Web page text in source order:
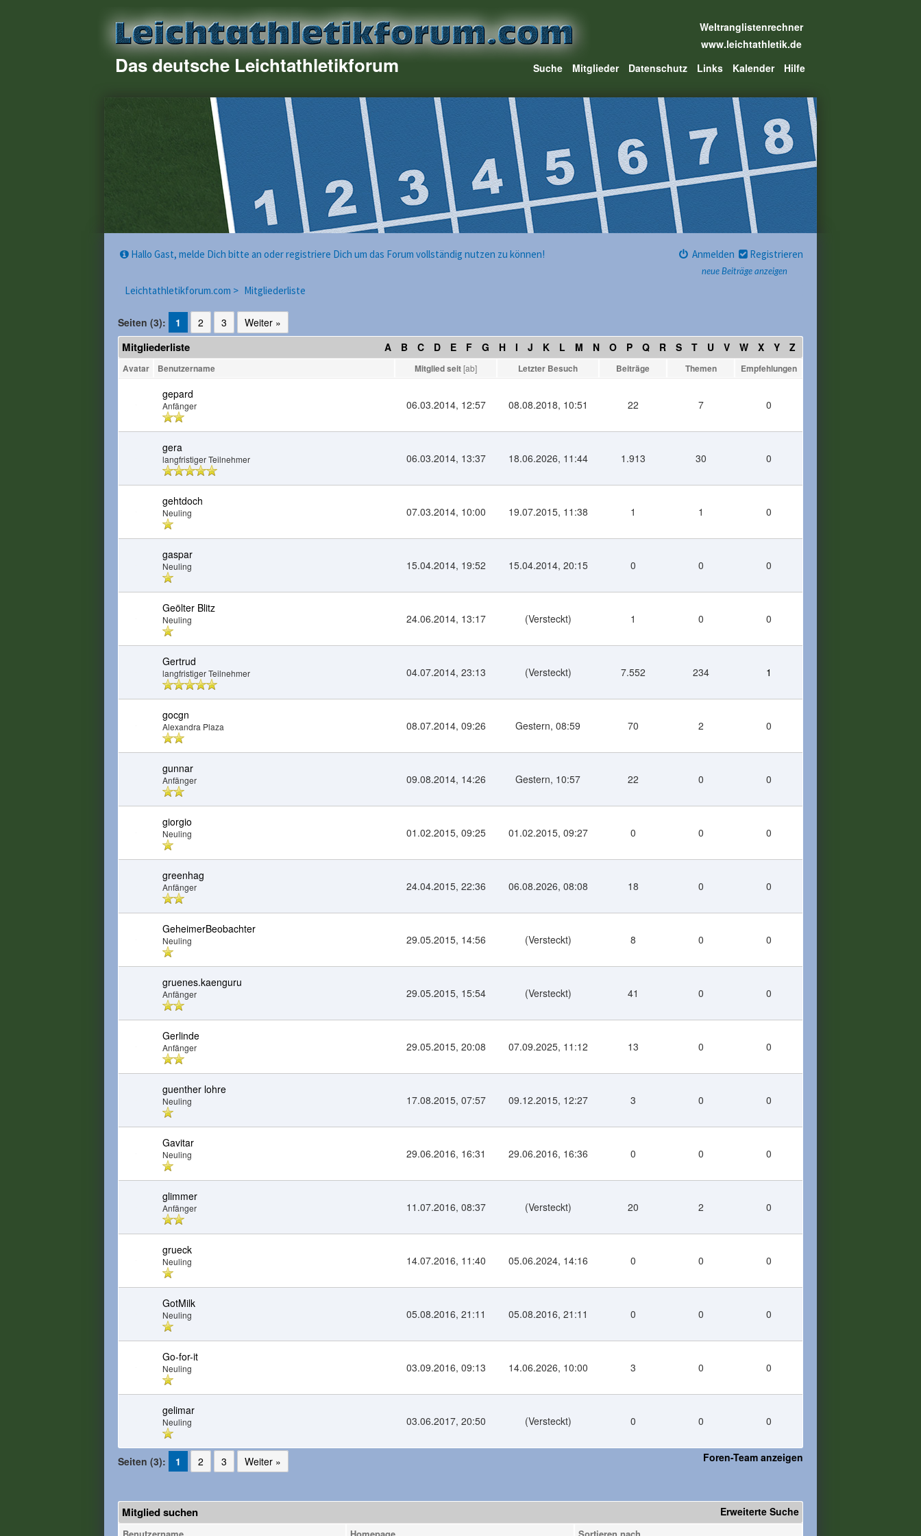
Das deutsche Leichtathletikforum
Weltranglistenrechner
www.leichtathletik.de
Suche
Mitglieder Datenschutz Links Kalender Hilfe
neue Beiträge anzeigen
Hallo Gast, melde Dich bitte an oder registriere Dich um das Forum vollständig nutzen zu können! Anmelden Registrieren
Leichtathletikforum.com > Mitgliederliste
Seiten (3): 1 2 3
Weiter »
A
B C D E F G H I J K L M N O P Q R S T U V W X Y Z
Mitgliederliste
Avatar Benutzername Mitglied seit[ab] Letzter Besuch Beiträge Themen Empfehlungen
gepard
Anfänger 06.03.2014, 12:57 08.08.2018, 10:51 22 7 0
gera
langfristiger Teilnehmer 06.03.2014, 13:37 18.06.2026, 11:44 1.913 30 0
gehtdoch
Neuling 07.03.2014, 10:00 19.07.2015, 11:38 1 1 0
gaspar
Neuling 15.04.2014, 19:52 15.04.2014, 20:15 0 0 0
Geölter Blitz
Neuling 24.06.2014, 13:17 (Versteckt) 1 0 0
Gertrud
langfristiger Teilnehmer 04.07.2014, 23:13 (Versteckt) 7.552 234 1
gocgn
Alexandra Plaza 08.07.2014, 09:26 Gestern, 08:59 70 2 0
gunnar
Anfänger 09.08.2014, 14:26 Gestern, 10:57 22 0 0
giorgio
Neuling 01.02.2015, 09:25 01.02.2015, 09:27 0 0 0
greenhag
Anfänger 24.04.2015, 22:36 06.08.2026, 08:08 18 0 0
GeheimerBeobachter
Neuling 29.05.2015, 14:56 (Versteckt) 8 0 0
gruenes.kaenguru
Anfänger 29.05.2015, 15:54 (Versteckt) 41 0 0
Gerlinde
Anfänger 29.05.2015, 20:08 07.09.2025, 11:12 13 0 0
guenther lohre
Neuling 17.08.2015, 07:57 09.12.2015, 12:27 3 0 0
Gavitar
Neuling 29.06.2016, 16:31 29.06.2016, 16:36 0 0 0
glimmer
Anfänger 11.07.2016, 08:37 (Versteckt) 20 2 0
grueck
Neuling 14.07.2016, 11:40 05.06.2024, 14:16 0 0 0
GotMilk
Neuling 05.08.2016, 21:11 05.08.2016, 21:11 0 0 0
Go-for-it
Neuling 03.09.2016, 09:13 14.06.2026, 10:00 3 0 0
gelimar
Neuling 03.06.2017, 20:50 (Versteckt) 0 0 0
Foren-Team anzeigen
Seiten (3): 1 2 3 Weiter »
Erweiterte Suche
Mitglied suchen